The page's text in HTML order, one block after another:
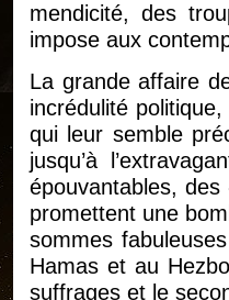
mendicité, des
impose aux
La grande affaire
incrédulité
qui leur semble
jusqu’à
épouvantables,
promettent une
sommes
Hamas et au
suffrages et le